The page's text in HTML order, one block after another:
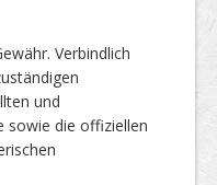
Verbindlich
und
sowie die offiziellen